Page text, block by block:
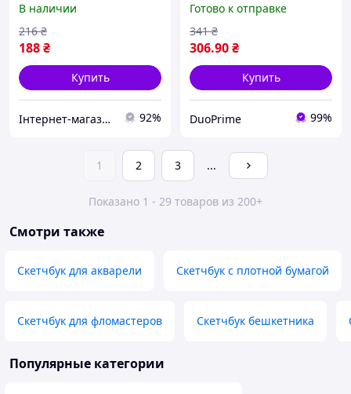
(743244)
В наличии
188₴
216 ₴
Купить
Інтернет-магазин "Klever" 92%
рисующая бумага без
хлора
Готово к отправке
306.90₴
341 ₴
Купить
DuoPrime 99%
1 2 3 ...
Показано 1 - 29 товаров из 200+
Смотри также
Скетчбук для акварели Скетчбук с плотной бумагой
Скетчбук для фломастеров Скетчбук бешкетника
Популярные категории